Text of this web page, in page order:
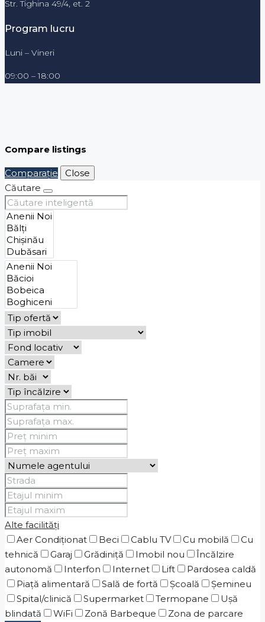
Str. Tighina 49/4, et. 2
Program lucru
Luni – Vineri
09:00 – 18:00
Compare listings
Comparaţie
Close
Căutare
Alte facilități
Aer Condiționat
Beci Cablu TV Cu mobilă
Cu
tehnică
Garaj Grădiniţă Imobil nou
Încălzire
autonomă
Interfon Internet Lift
Pardosea caldă
Piaţă alimentară
Sală de fortă Școală
Șemineu
Spital/clinică
Supermarket Termopane
Ușă
blindată
WiFi Zonă Barbeque
Zona de parcare